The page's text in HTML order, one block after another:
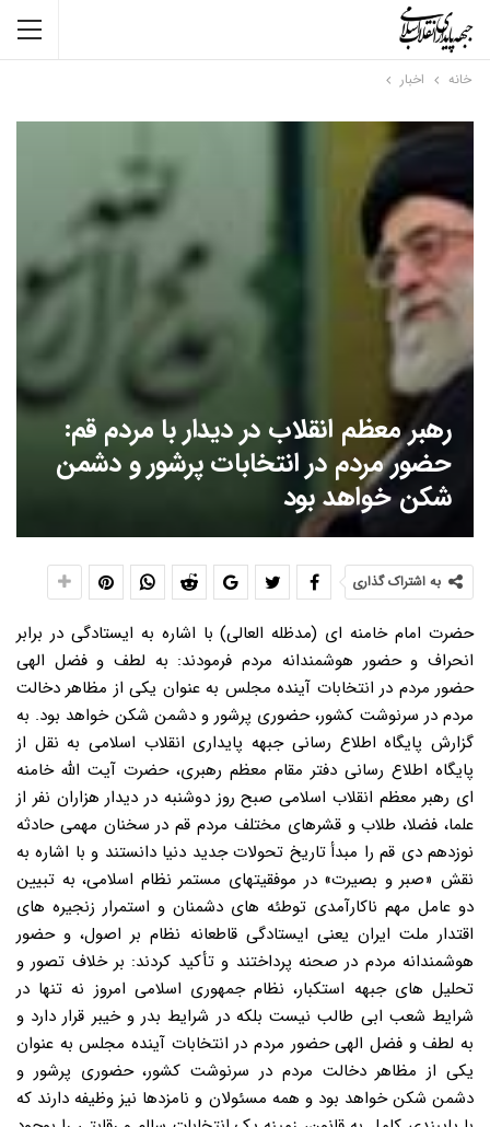
خانه اخبار
رهبر معظم انقلاب در دیدار با مردم قم:
حضور مردم در انتخابات پرشور و دشمن
شکن خواهد بود
به اشتراک گذاری
حضرت امام خامنه ای (مدظله العالی) با اشاره به ایستادگی در برابر
انحراف و حضور هوشمندانه مردم فرمودند: به لطف و فضل الهی
حضور مردم در انتخابات آینده مجلس به عنوان یکی از مظاهر دخالت
مردم در سرنوشت کشور، حضوری پرشور و دشمن شکن خواهد بود. به
گزارش پایگاه اطلاع رسانی جبهه پایداری انقلاب اسلامی به نقل از
پایگاه اطلاع رسانی دفتر مقام معظم رهبری، حضرت آیت الله خامنه
ای رهبر معظم انقلاب اسلامی صبح روز دوشنبه در دیدار هزاران نفر از
علما، فضلا، طلاب و قشرهای مختلف مردم قم در سخنان مهمی حادثه
نوزدهم دی قم را مبدأ تاریخ تحولات جدید دنیا دانستند و با اشاره به
نقش «صبر و بصیرت» در موفقیتهای مستمر نظام اسلامی، به تبیین
دو عامل مهم ناکارآمدی توطئه های دشمنان و استمرار زنجیره های
اقتدار ملت ایران یعنی ایستادگی قاطعانه نظام بر اصول، و حضور
هوشمندانه مردم در صحنه پرداختند و تأکید کردند: بر خلاف تصور و
تحلیل های جبهه استکبار، نظام جمهوری اسلامی امروز نه تنها در
شرایط شعب ابی طالب نیست بلکه در شرایط بدر و خیبر قرار دارد و
به لطف و فضل الهی حضور مردم در انتخابات آینده مجلس به عنوان
یکی از مظاهر دخالت مردم در سرنوشت کشور، حضوری پرشور و
دشمن شکن خواهد بود و همه مسئولان و نامزدها نیز وظیفه دارند که